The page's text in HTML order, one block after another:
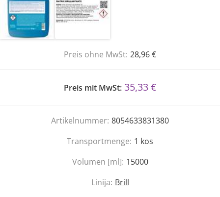
Preis ohne MwSt: 28,96 €
Preis mit MwSt: 35,33 €
Artikelnummer: 8054633831380
Transportmenge: 1 kos
Volumen [ml]: 15000
Linija: Brill